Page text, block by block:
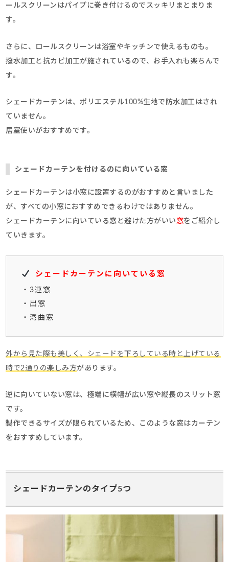
ールスクリーンはパイプに巻き付けるのでスッキリまとまりま
す。
さらに、ロールスクリーンは浴室やキッチンで使えるものも。
撥水加工と抗カビ加工が施されているので、お手入れも楽ちんで
す。
シェードカーテンは、ポリエステル100%生地で防水加工はされ
ていません。
居室使いがおすすめです。
シェードカーテンを付けるのに向いている窓
シェードカーテンは小窓に設置するのがおすすめと言いました
が、すべての小窓におすすめできるわけではありません。
シェードカーテンに向いている窓と避けた方がいい 窓をご紹介し
ていきます。
シェードカーテンに向いている窓
・3連窓
・出窓
・湾曲窓
外から見た際も美しく、シェードを下ろしている時と上げている
時で2通りの楽しみ方があります。
逆に向いていない窓は、極端に横幅が広い窓や縦長のスリット窓
です。
製作できるサイズが限られているため、このような窓はカーテン
をおすすめしています。
シェードカーテンのタイプ5つ